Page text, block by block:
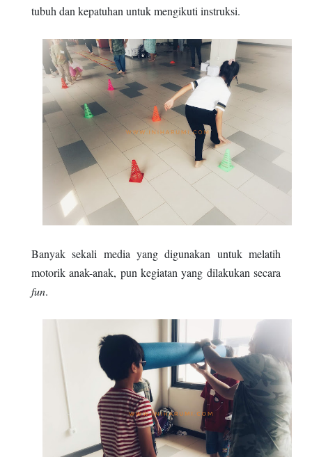
tubuh dan kepatuhan untuk mengikuti instruksi.
Banyak sekali media yang digunakan untuk melatih
motorik anak-anak, pun kegiatan yang dilakukan secara
fun.